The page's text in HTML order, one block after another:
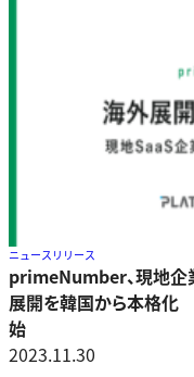
ニュースリリース
primeNumber、現地企
展開を韓国から本格化
始
2023.11.30